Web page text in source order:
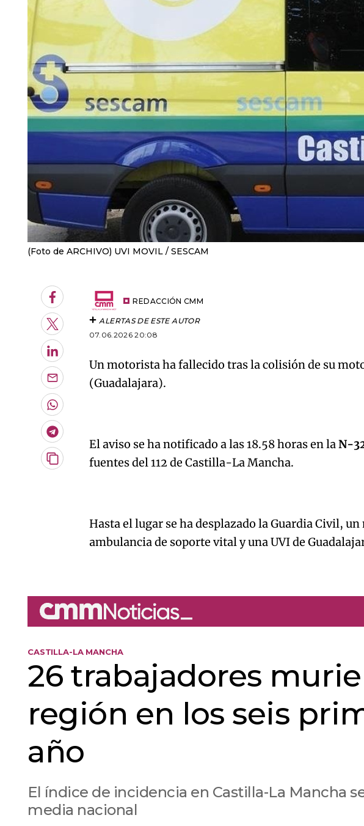
(Foto de ARCHIVO) UVI MOVIL SESCAM
Facebook
Twitter
LinkedIn
Enviar
por
Email
Whatsapp
Telegram
Copiar
REDACCIÓN CMM
ALERTAS DE ESTE AUTOR
07.06.2026 20:08
Un motorista ha fallecido tras la colisión de su
(Guadalajara).
El aviso se ha notificado a las 18.58 horas en laN-
fuentes del 112 de Castilla-La Mancha.
Hasta el lugar se ha desplazado la Guardia Civil,
ambulancia de soporte vital y una UVI de
CASTILLA-LA MANCHA
26 trabajadores
región en los seis
año
El índice de incidencia en Castilla-La Mancha
media nacional